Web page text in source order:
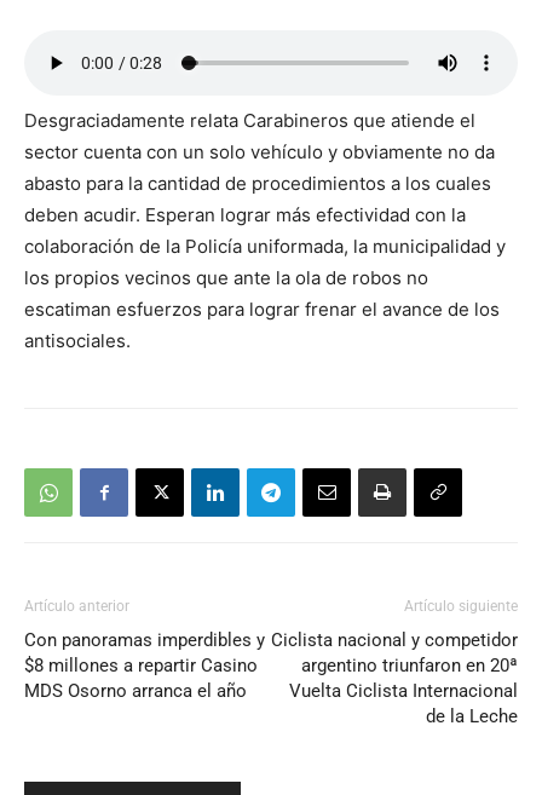
Desgraciadamente relata Carabineros que atiende el
sector cuenta con un solo vehículo y obviamente no da
abasto para la cantidad de procedimientos a los cuales
deben acudir. Esperan lograr más efectividad con la
colaboración de la Policía uniformada, la municipalidad y
los propios vecinos que ante la ola de robos no
escatiman esfuerzos para lograr frenar el avance de los
antisociales.
Artículo anterior
Con panoramas imperdibles y
$8 millones a repartir Casino
MDS Osorno arranca el año
Artículo siguiente
Ciclista nacional y competidor
argentino triunfaron en 20ª
Vuelta Ciclista Internacional
de la Leche